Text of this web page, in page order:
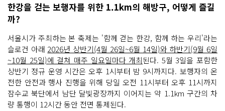
한 색
상
의 푸
트
럭
들
이 길
게 늘
어
서 있
으
며 사
람
들
한강을 걷는 보행자를 위한 1.1km의 해방구, 어떻게 즐길
까?
서울시가 주최하는 본 축제는 '함께 걷는 한강, 함께 하는 우리'라는
슬로건 아래 2026년 상반기(4월 26일~6월 14일)와 하반기(9월 6일
~10월 25일)에 걸쳐 매주 일요일마다 개최된다. 5월 3일을 포함한
상반기 정규 운영 시간은 오후 1시부터 밤 9시까지다. 보행자의 온
전한 안전과 행사 진행을 위해 당일 오전 11시부터 오후 11시까지
잠수교 북단에서 남단 달빛광장까지 이어지는 약 1.1km 구간의 차
량 통행이 12시간 동안 전면 통제된다.